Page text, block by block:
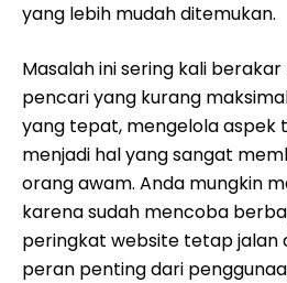
yang lebih mudah ditemukan.
Masalah ini sering kali
pencari yang kurang
yang tepat, mengelola aspek
menjadi hal yang sangat
orang awam. Anda mungkin
karena sudah mencoba
peringkat website tetap jalan
peran penting dari